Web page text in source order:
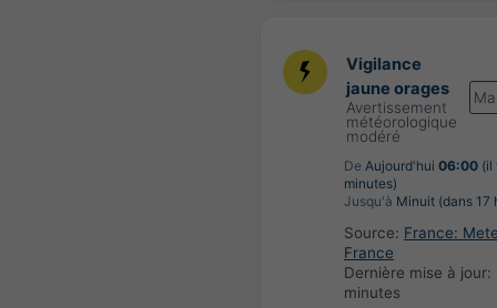
Vigilance
jaune orages
Avertissement
météorologique
modéré
De Aujourd'hui 06:00 (il
minutes)
Jusqu'à Minuit (dans 17
Source: France:
France
Dernière mise à jour:
minutes